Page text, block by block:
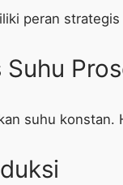
peran
suhu